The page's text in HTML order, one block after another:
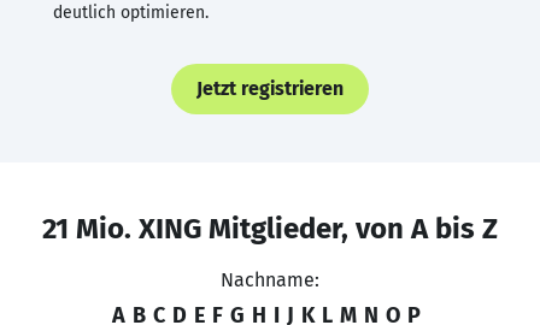
deutlich optimieren.
Jetzt registrieren
21 Mio. XING Mitglieder, von A bis Z
Nachname:
A B C D E F G H I J K L M N O P